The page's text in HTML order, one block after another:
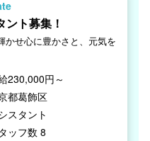
ト募集！
かせ心に豊かさと、元気を
230,000円～
都葛飾区
スタント
ッフ数 8